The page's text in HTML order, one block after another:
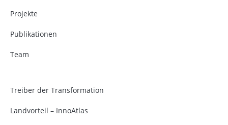
Projekte
Publikationen
Team
Treiber der Transformation
Landvorteil – InnoAtlas